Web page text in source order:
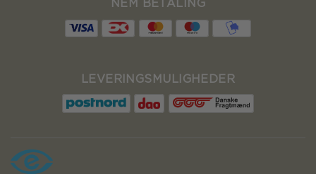
NEM BETALING
LEVERINGSMULIGHEDER